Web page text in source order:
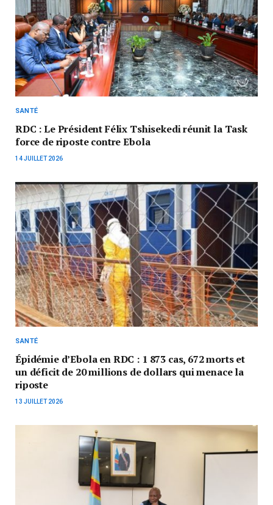
SANTÉ
RDC : Le Président Félix Tshisekedi réunit la Task
force de riposte contre Ebola
14 JUILLET 2026
SANTÉ
Épidémie d’Ebola en RDC : 1 873 cas, 672 morts et
un déficit de 20 millions de dollars qui menace la
riposte
13 JUILLET 2026